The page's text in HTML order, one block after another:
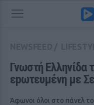
Γνωστή Ελληνίδα
εpωτευμένη με
Άφωνοι όλοι στο πάνελ